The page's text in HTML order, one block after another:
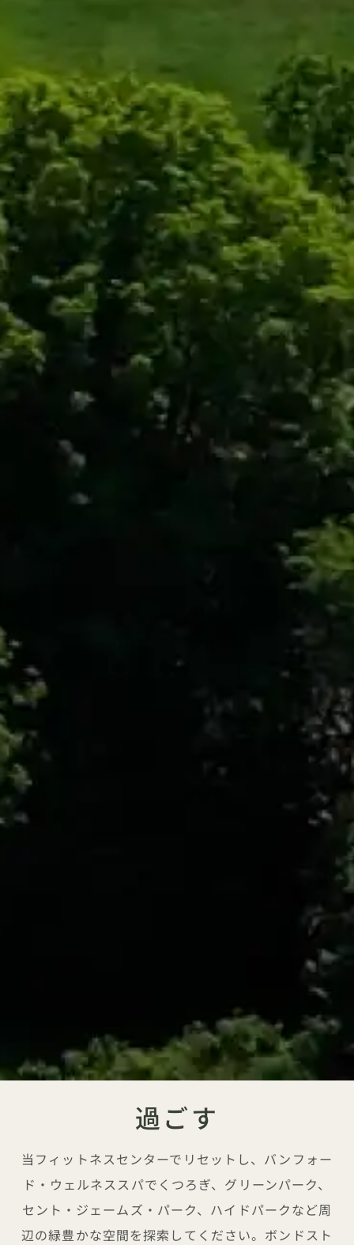
過ごす
当フィットネスセンターでリセットし、バンフォー
ド・ウェルネススパでくつろぎ、グリーンパーク、
セント・ジェームズ・パーク、ハイドパークなど周
辺の緑豊かな空間を探索してください。ボンドスト